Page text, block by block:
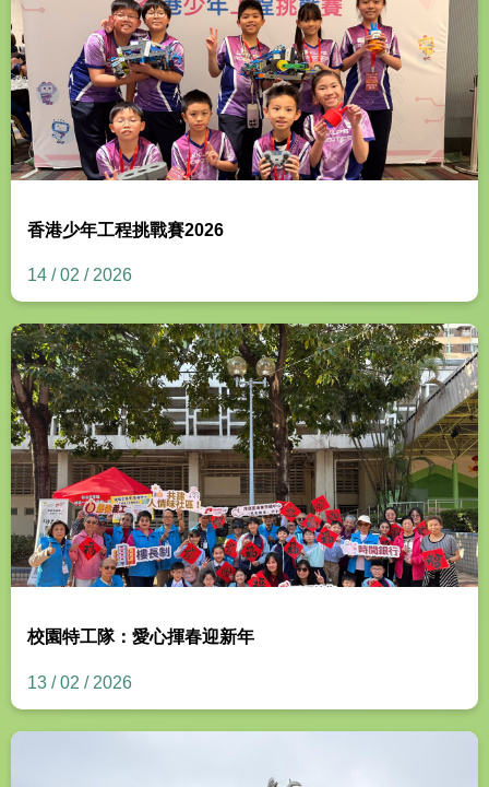
香港少年工程挑戰賽2026
14 / 02 / 2026
校園特工隊：愛心揮春迎新年
13 / 02 / 2026